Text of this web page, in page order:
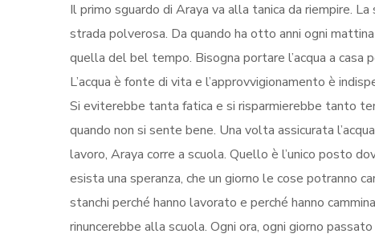
Il primo sguardo di Araya va alla tanica da riempire.
strada polverosa. Da quando ha otto anni ogni
quella del bel tempo. Bisogna portare l’acqua a casa
L’acqua è fonte di vita e l’approvvigionamento è
Si eviterebbe tanta fatica e si risparmierebbe tanto
quando non si sente bene. Una volta assicurata
lavoro, Araya corre a scuola. Quello è l’unico posto
esista una speranza, che un giorno le cose potranno
stanchi perché hanno lavorato e perché hanno
rinuncerebbe alla scuola. Ogni ora, ogni giorno